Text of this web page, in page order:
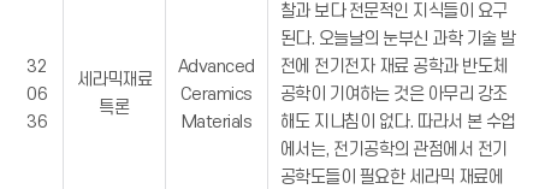
32
06
36
세라믹재료
특론
Advanced
Ceramics
Materials
찰과 보다 전문적인 지식들이 요구
된다. 오늘날의 눈부신 과학 기술 발
전에 전기전자 재료 공학과 반도체
공학이 기여하는 것은 아무리 강조
해도 지나침이 없다. 따라서 본 수업
에서는, 전기공학의 관점에서 전기
공학도들이 필요한 세라믹 재료에